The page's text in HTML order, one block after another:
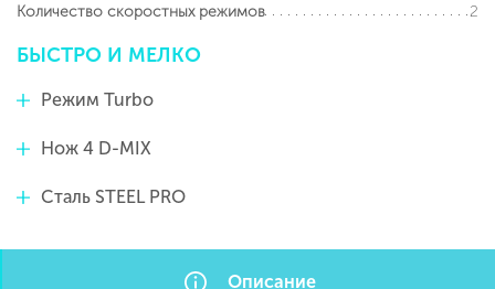
Количество скоростных режимов
2
БЫСТРО И МЕЛКО
Режим Turbo
Нож 4 D-MIX
Сталь STEEL PRO
Описание